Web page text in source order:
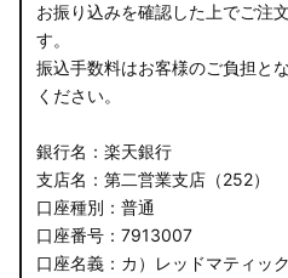
JH1/2 N-WGN
RT5/6 RW1/2 CR-V
RU3/4 ヴェゼル
JW5 S660
お振り込みを確認した上でご注
す。
振込手数料はお客様のご負担と
ください。
銀行名：楽天銀行
支店名：第二営業支店（252）
口座種別：普通
口座番号：7913007
口座名義：カ）レッドマティッ